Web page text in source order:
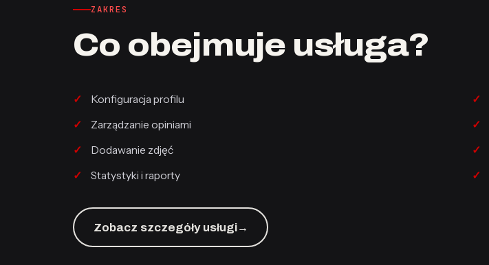
ZAKRES
Co obejmuje usługa?
Konfiguracja profilu
Zarządzanie opiniami
Dodawanie zdjęć
Statystyki i raporty
Zobacz szczegóły usługi→